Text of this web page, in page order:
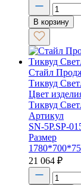
В корзину
Стайл
Тиквуд
Цвет
Тиквуд
Артикул
SN-5P.SP-
Размер
21 064 ₽